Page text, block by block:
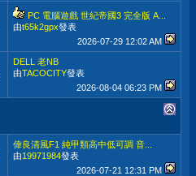
PC 電腦遊戲 世紀帝國3 完全版 A...
由t65k2gpx發表
2026-07-29 12:02 AM
DELL 老NB
由TACOCITY發表
2026-08-04 06:23 PM
偉良清風F1 純甲類高中低可調 音...
由19971984發表
2026-07-21 12:31 PM